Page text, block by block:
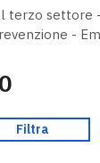
settore
-